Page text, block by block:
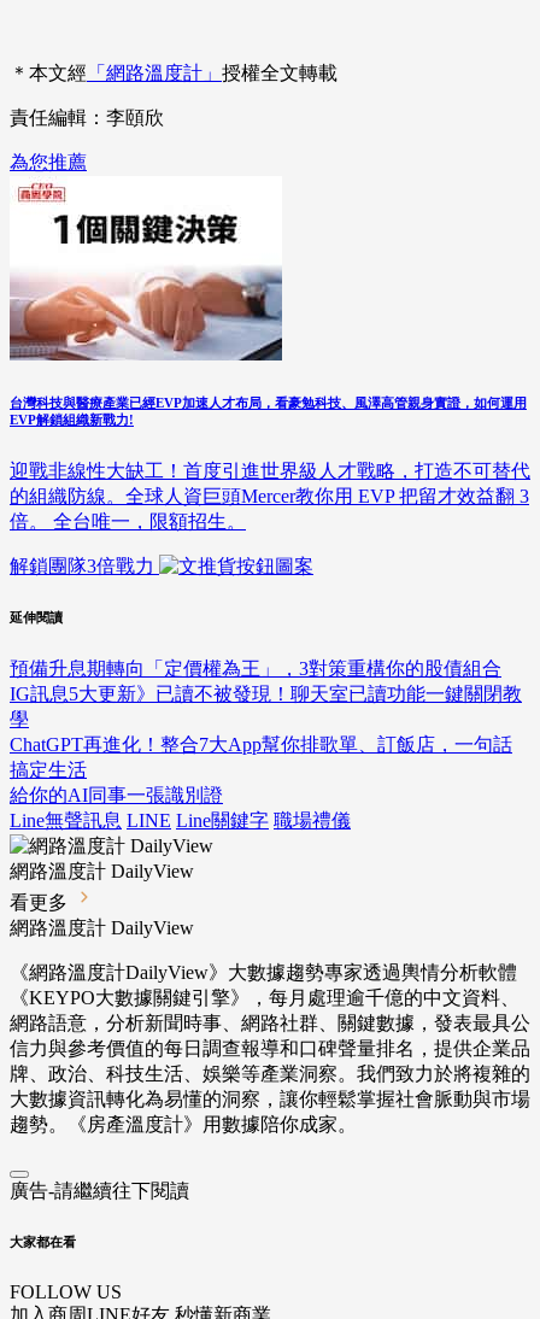
＊本文經 「網路溫度計」 授權全文轉載
責任編輯：李頤欣
為您推薦
台灣科技與醫療產業已經EVP加速人才布局，看豪勉科技、風澤高管親身實證，如何運用
EVP解鎖組織新戰力!
迎戰非線性大缺工！首度引進世界級人才戰略，打造不可替代
的組織防線。全球人資巨頭Mercer教你用 EVP 把留才效益翻 3
倍。 全台唯一，限額招生。
解鎖團隊3倍戰力
延伸閱讀
預備升息期轉向「定價權為王」，3對策重構你的股債組合
IG訊息5大更新》已讀不被發現！聊天室已讀功能一鍵關閉教
學
ChatGPT再進化！整合7大App幫你排歌單、訂飯店，一句話
搞定生活
給你的AI同事一張識別證
Line無聲訊息 LINE Line關鍵字 職場禮儀
網路溫度計 DailyView
看更多
網路溫度計 DailyView
《網路溫度計DailyView》大數據趨勢專家透過輿情分析軟體
《KEYPO大數據關鍵引擎》，每月處理逾千億的中文資料、
網路語意，分析新聞時事、網路社群、關鍵數據，發表最具公
信力與參考價值的每日調查報導和口碑聲量排名，提供企業品
牌、政治、科技生活、娛樂等產業洞察。我們致力於將複雜的
大數據資訊轉化為易懂的洞察，讓你輕鬆掌握社會脈動與市場
趨勢。《房產溫度計》用數據陪你成家。
廣告-請繼續往下閱讀
大家都在看
FOLLOW US
加入商周LINE好友 秒懂新商業